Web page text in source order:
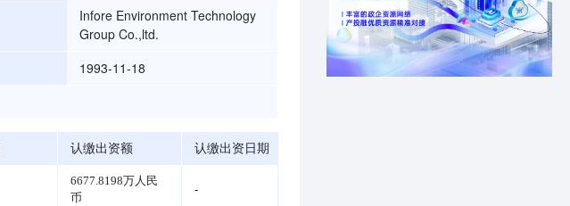
Infore Environment Technology
Group Co.,ltd.
1993-11-18
认缴出资额 认缴出资日期
6677.8198万人民
币
-